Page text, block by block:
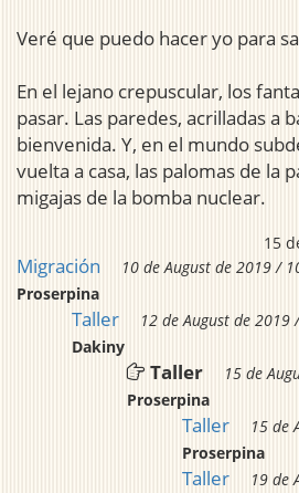
Veré que puedo hacer yo para
En el lejano crepuscular, los
pasar. Las paredes, acrilladas a
bienvenida. Y, en el mundo
vuelta a casa, las palomas de la
migajas de la bomba nuclear.
15
Migración
10 de August de 2019 /
Proserpina
Taller
12 de August de 2019
Dakiny
Taller
15 de
Proserpina
Taller
15 de
Proserpina
Taller
19 de